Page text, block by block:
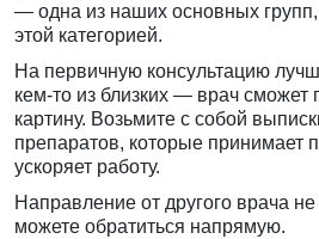
— одна из наших основных групп,
этой категорией.
На первичную консультацию
кем-то из близких — врач сможет
картину. Возьмите с собой
препаратов, которые принимает
ускоряет работу.
Направление от другого врача
можете обратиться напрямую.